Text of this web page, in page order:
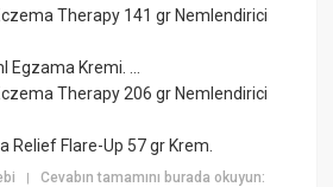
Therapy 141 gr Nemlendirici
Egzama Kremi. ...
Therapy 206 gr Nemlendirici
Relief Flare-Up 57 gr Krem.
|Cevabın tamamını burada okuyun: